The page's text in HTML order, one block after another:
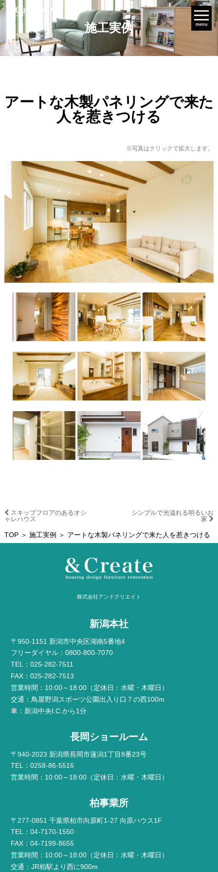
menu
施工実例
アートな木製パネリングで来た
人を惹きつける
※写真はクリックで拡大します。
スキップフロアのあるオシ
ャレハウス
シンプルで光溢れる明るいお
家
TOP＞ 施工実例 ＞ アートな木製パネリングで来た人を惹きつける
株式会社アンドクリエイト
新潟本社
〒950-1151 新潟市中央区湖南5番地4
フリーダイヤル：0800-800-7070
TEL：025-282-7511
FAX：025-282-7513
営業時間：10:00～18:00（定休日：水曜・木曜日）
交通：鳥屋野潟スポーツ公園出入り口７の西100m
車：新潟中央I.C.から1分
長岡ショールーム
〒940-2023 新潟県長岡市蓮潟1丁目8番23号
TEL：0258-86-5516
営業時間：10:00～18:00（定休日：水曜・木曜日）
柏事業所
〒277-0851 千葉県柏市向原町1-27 向原ハウス1F
TEL：04-7170-1550
FAX：04-7199-8655
営業時間：10:00～18:00（定休日：水曜・木曜日）
交通：JR柏駅より西に900m